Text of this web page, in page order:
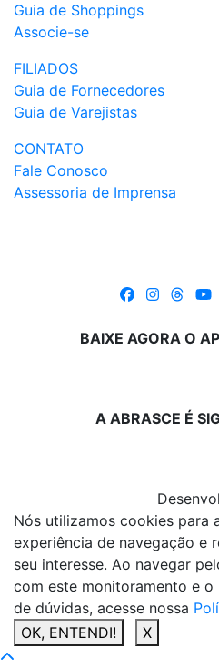
Guia de Shoppings
Associe-se
FILIADOS
Guia de Fornecedores
Guia de Varejistas
CONTATO
Fale Conosco
Assessoria de Imprensa
BAIXE AGORA O
A ABRASCE É
Nós utilizamos cookies para
experiência de navegação e
seu interesse. Ao navegar
com este monitoramento e o
de dúvidas, acesse nossa
OK, ENTENDI!
X